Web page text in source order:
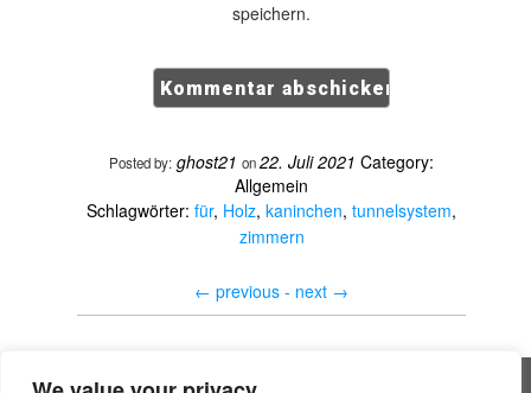
speichern.
Posted by: ghost21 on22. Juli 2021 Category:
Allgemein
Schlagwörter: für, Holz, kaninchen, tunnelsystem,
zimmern
← previous - next →